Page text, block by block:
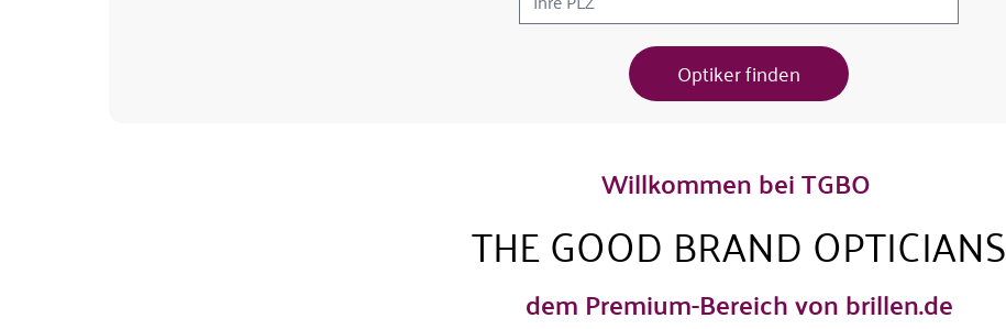
Optiker finden
Willkommen bei TGBO
THE GOOD BRAND OPTICIANS
dem Premium-Bereich von brillen.de